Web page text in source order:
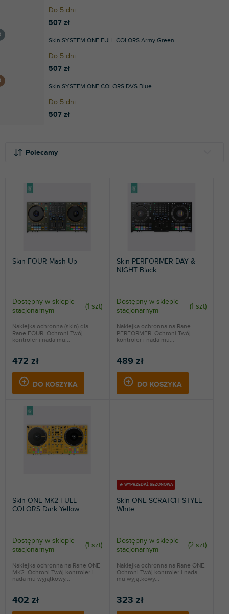
Do 5 dni
507 zł
Skin SYSTEM ONE FULL COLORS Army Green
Do 5 dni
507 zł
Skin SYSTEM ONE COLORS DVS Blue
Do 5 dni
507 zł
Polecamy
NAJDROŻSZE
NAJCZĘŚCIEJ SPRZEDAWANE
ALFABETYCZNIE
Skin FOUR Mash-Up
Dostępny w sklepie
stacjonarnym
(1 szt)
472 zł
DO KOSZYKA
Naklejka ochronna (skin) dla
Rane FOUR. Ochroni Twój
kontroler i nada mu...
Skin PERFORMER DAY &
NIGHT Black
Dostępny w sklepie
stacjonarnym
(1 szt)
489 zł
DO KOSZYKA
Naklejka ochronna na Rane
PERFORMER. Ochroni Twój
kontroler i nada mu...
Skin ONE MK2 FULL
COLORS Dark Yellow
Dostępny w sklepie
stacjonarnym
(1 szt)
402 zł
Naklejka ochronna na Rane ONE
MK2. Ochroni Twój kontroler i
nada mu wyjątkowy...
🔥 WYPRZEDAŻ SEZONOWA
Skin ONE SCRATCH STYLE
White
Dostępny w sklepie
stacjonarnym
(2 szt)
323 zł
Naklejka ochronna na Rane ONE.
Ochroni Twój kontroler i nada
mu wyjątkowy...